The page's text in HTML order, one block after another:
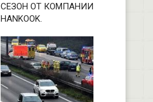
СЕЗОН ОТ КОМПАНИИ
HANKOOK.